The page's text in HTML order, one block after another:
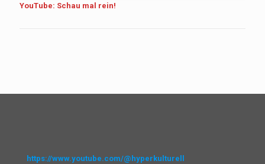
YouTube: Schau mal rein!
https://www.youtube.com/@hyperkulturell